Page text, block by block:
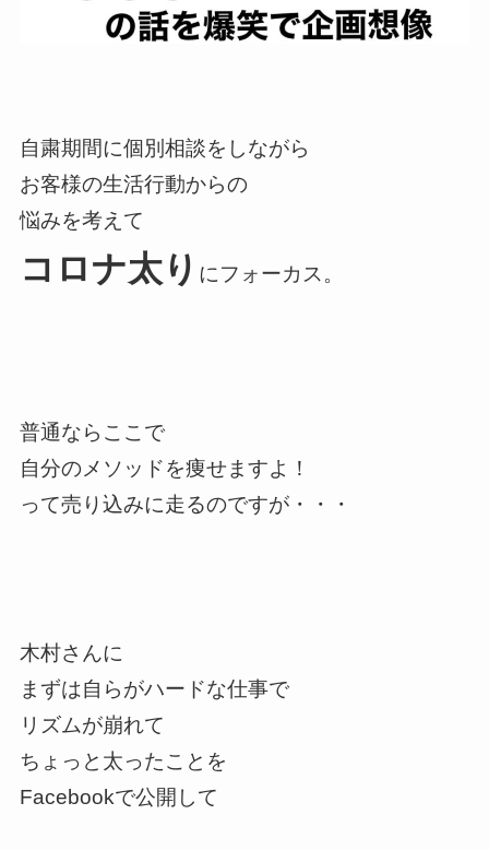
自粛期間に個別相談をしながら
お客様の生活行動からの
悩みを考えて
コロナ太り にフォーカス。
普通ならここで
自分のメソッドを痩せますよ！
って売り込みに走るのですが・・・
木村さんに
まずは自らがハードな仕事で
リズムが崩れて
ちょっと太ったことを
Facebookで公開して